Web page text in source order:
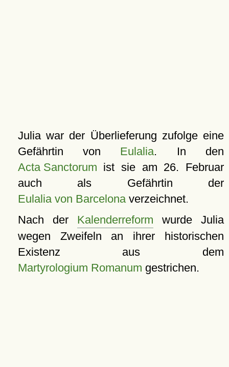
Julia war der Überlieferung zufolge eine
Gefährtin von Eulalia. In den
Acta Sanctorum ist sie am 26. Februar
auch als Gefährtin der
Eulalia von Barcelonaverzeichnet.
Nach der Kalenderreform wurde Julia
wegen Zweifeln an ihrer historischen
Existenz aus dem
Martyrologium Romanum gestrichen.